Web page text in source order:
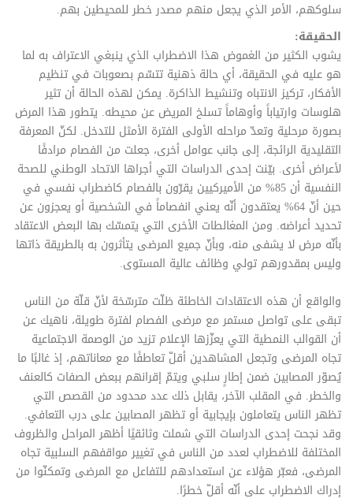
سلوكهم، الأمر الذي يجعل منهم مصدر خطر للمحيطين بهم.
الحقيقة:
يشوب الكثير من الغموض هذا الاضطراب الذي ينبغي الاعتراف به لما
هو عليه في الحقيقة، أي حالة ذهنية تتسّم بصعوبات في تنظيم
الأفكار، تركيز الانتباه وتنشيط الذاكرة. يمكن لهذه الحالة أن تثير
هلوسات وارتياباً وأوهاماً تسلخ المريض عن محيطه. يتطور هذا المرض
بصورة مرحلية وتعدّ مراحله الأولى الفترة الأمثل للتدخل. لكنّ المعرفة
التقليدية الرائجة، إلى جانب عوامل أخرى، جعلت من الفصام مرادفًا
لأعراض أخرى. بيّنت إحدى الدراسات التي أجراها الاتحاد الوطني للصحة
النفسية أن 85% من الأميركيين يقرّون بالفصام كاضطراب نفسي في
حين أنّ 64% يعتقدون أنّه يعني انفصاماً في الشخصية أو يعجزون عن
تحديد أعراضه. ومن المغالطات الأخرى التي يتمسّك بها البعض الاعتقاد
بأنّه مرض لا يشفى منه، وبأنّ جميع المرضى يتأثرون به بالطريقة ذاتها
وليس بمقدورهم تولي وظائف عالية المستوى.
والواقع أن هذه الاعتقادات الخاطئة ظلّت مترسّخة لأنّ قلّة من الناس
تبقى على تواصل مستمر مع مرضى الفصام لفترة طويلة، ناهيك عن
أن القوالب النمطية التي يعزّزها الإعلام تزيد من الوصمة الاجتماعية
تجاه المرضى وتجعل المشاهدين أقلّ تعاطفًا مع معاناتهم، إذ غالبًا ما
يُصوّر المصابين ضمن إطارٍ سلبي ويتمّ إقرانهم ببعض الصفات كالعنف
والخطر. في المقلب الآخر، يقابل ذلك عدد محدود من القصص التي
تظهر الناس يتعاملون بإيجابية أو تظهر المصابين على درب التعافي.
وقد نجحت إحدى الدراسات التي شملت وثائقيًا أظهر المراحل والظروف
المختلفة للاضطراب لعدد من الناس في تغيير مواقفهم السلبية تجاه
المرضى، فعبّر هؤلاء عن استعدادهم للتفاعل مع المرضى وتمكنّوا من
إدراك الاضطراب على أنّه أقلّ خطرًا.